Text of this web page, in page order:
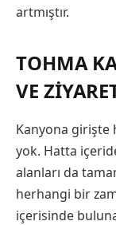
artmıştır.
TOHMA
VE
Kanyona girişte
yok. Hatta
alanları da
herhangi bir
içerisinde